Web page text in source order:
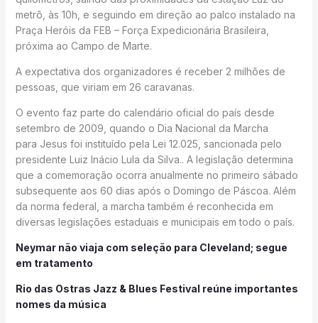
metrô, às 10h, e seguindo em direção ao palco instalado na
Praça Heróis da FEB – Força Expedicionária Brasileira,
próxima ao Campo de Marte.
A expectativa dos organizadores é receber 2 milhões de
pessoas, que viriam em 26 caravanas.
O evento faz parte do calendário oficial do país desde
setembro de 2009, quando o Dia Nacional da Marcha
para Jesus foi instituído pela Lei 12.025, sancionada pelo
presidente Luiz Inácio Lula da Silva.. A legislação determina
que a comemoração ocorra anualmente no primeiro sábado
subsequente aos 60 dias após o Domingo de Páscoa. Além
da norma federal, a marcha também é reconhecida em
diversas legislações estaduais e municipais em todo o país.
Neymar não viaja com seleção para Cleveland; segue
em tratamento
Rio das Ostras Jazz & Blues Festival reúne importantes
nomes da música